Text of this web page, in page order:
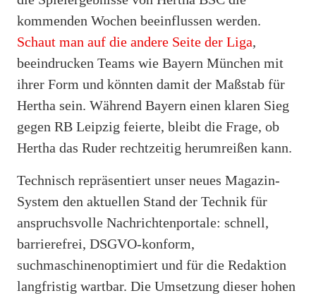
kommenden Wochen beeinflussen werden.
Schaut man auf die andere Seite der Liga,
beeindrucken Teams wie Bayern München mit
ihrer Form und könnten damit der Maßstab für
Hertha sein. Während Bayern einen klaren Sieg
gegen RB Leipzig feierte, bleibt die Frage, ob
Hertha das Ruder rechtzeitig herumreißen kann.
Technisch repräsentiert unser neues Magazin-
System den aktuellen Stand der Technik für
anspruchsvolle Nachrichtenportale: schnell,
barrierefrei, DSGVO-konform,
suchmaschinenoptimiert und für die Redaktion
langfristig wartbar. Die Umsetzung dieser hohen